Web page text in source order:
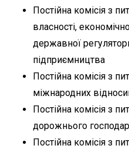
Постійна комісія з
власності,
державної
підприємництва
Постійна комісія з
міжнародних
Постійна комісія з
дорожнього
Постійна комісія з